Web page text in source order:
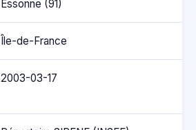
Essonne (91)
Île-de-France
2003-03-17